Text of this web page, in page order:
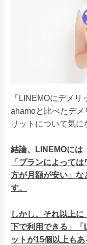
「LINEMOにデメ
ahamoと比べたデメ
リットについて気に
結論、LINEMOには
「プランによって
方が月額が安い」な
す。
しかし、それ以上
下で利用できる」「
ットが15個以上も